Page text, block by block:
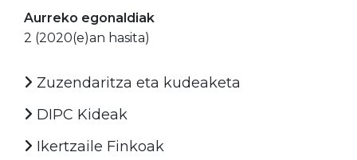
Aurreko egonaldiak
2 (2020(e)an hasita)
Zuzendaritza eta kudeaketa
DIPC Kideak
Ikertzaile Finkoak